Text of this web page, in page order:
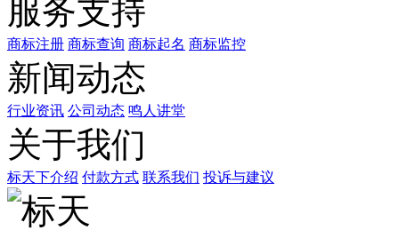
服务支持
商标注册 商标查询 商标起名 商标监控
新闻动态
行业资讯 公司动态 鸣人讲堂
关于我们
标天下介绍 付款方式 联系我们 投诉与建议